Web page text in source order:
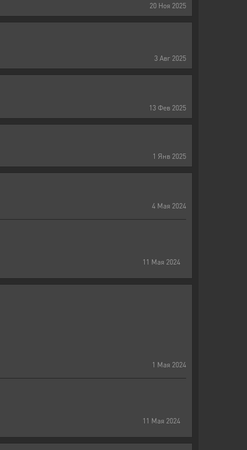
20 Ноя 2025
3 Авг 2025
13 Фев 2025
1 Янв 2025
4 Мая 2024
11 Мая 2024
1 Мая 2024
11 Мая 2024